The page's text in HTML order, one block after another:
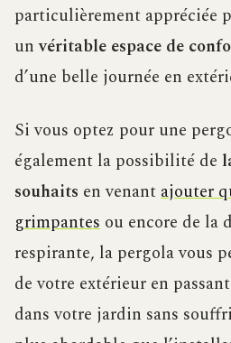
particulièrement appréciée
unvéritable espace de
d’une belle journée en
Si vous optez pour une
également la possibilité de
souhaits en venantajouter
grimpantes ou encore de la
respirante, la pergola vous
de votre extérieur en
dans votre jardin sans